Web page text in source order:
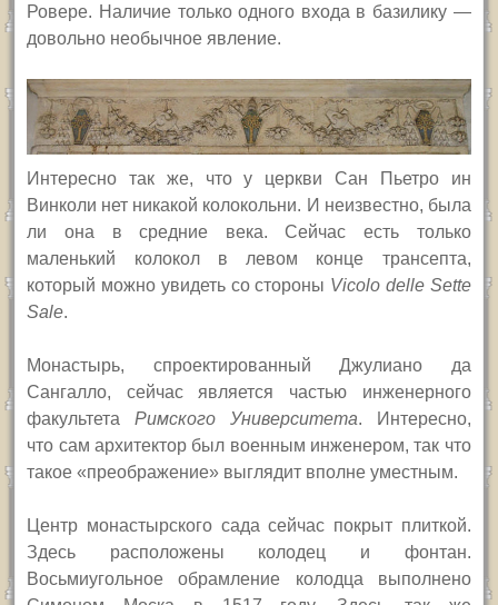
Ровере. Наличие только одного входа в базилику —
довольно необычное явление.
Интересно так же, что у церкви Сан Пьетро ин
Винколи нет никакой колокольни. И неизвестно, была
ли она в средние века. Сейчас есть только
маленький колокол в левом конце трансепта,
который можно увидеть со стороны Vicolo delle Sette
Sale.
Монастырь, спроектированный Джулиано да
Сангалло, сейчас является частью инженерного
факультетаРимского Университета. Интересно,
что сам архитектор был военным инженером, так что
такое «преображение» выглядит вполне уместным.
Центр монастырского сада сейчас покрыт плиткой.
Здесь расположены колодец и фонтан.
Восьмиугольное обрамление колодца выполнено